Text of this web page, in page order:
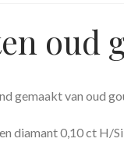
oud
gemaakt van oud
diamant 0,10 ct H/